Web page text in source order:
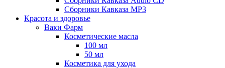
Сборники Кавказа MP3
Красота и здоровье
Ваки Фарм
Косметические масла
100 мл
50 мл
Косметика для ухода